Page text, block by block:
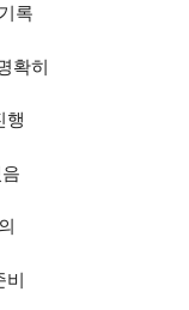
록
확히
행
비